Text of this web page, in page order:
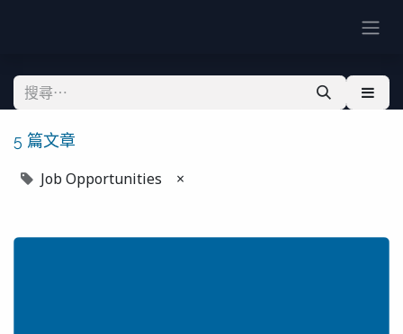
5 篇文章
Job Opportunities ×